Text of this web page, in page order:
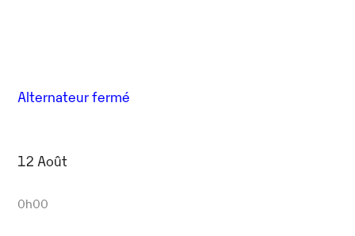
Alternateur fermé
12 Août
0h00